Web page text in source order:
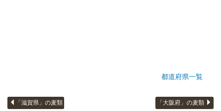
都道府県一覧
「滋賀県」の麦類 「大阪府」の麦類